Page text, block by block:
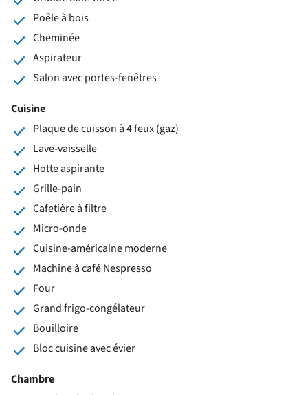
Poêle à bois
Cheminée
Aspirateur
Salon avec portes-fenêtres
Cuisine
Plaque de cuisson à 4 feux (gaz)
Lave-vaisselle
Hotte aspirante
Grille-pain
Cafetière à filtre
Micro-onde
Cuisine-américaine moderne
Machine à café Nespresso
Four
Grand frigo-congélateur
Bouilloire
Bloc cuisine avec évier
Chambre